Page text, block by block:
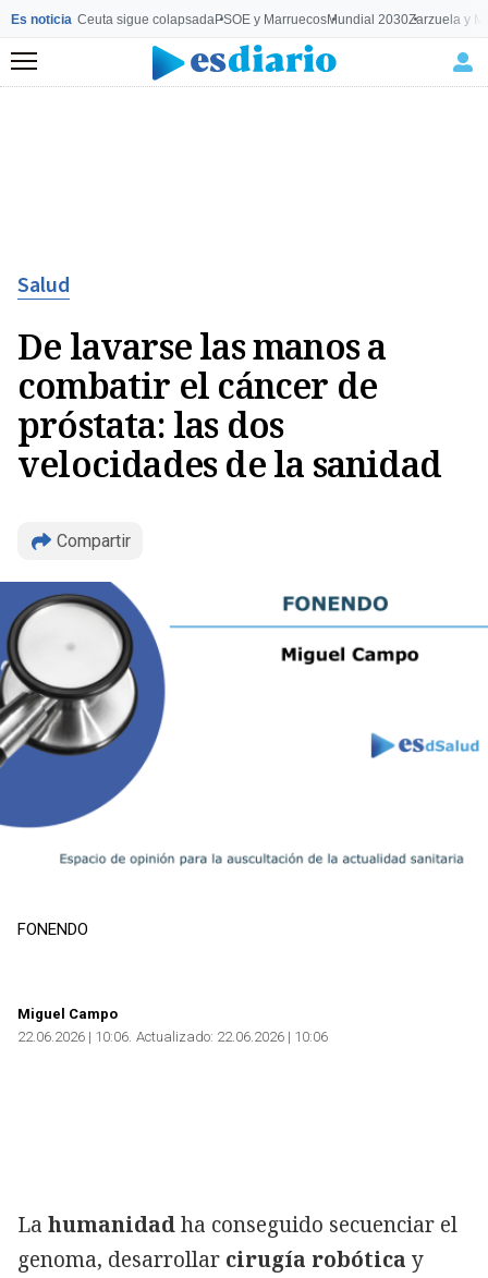
Es noticia Ceuta sigue colapsadaPSOE y MarruecosMundial 2030Zarzuela y
Menú
Salud
De lavarse las manos a
combatir el cáncer de
próstata: las dos
velocidades de la sanidad
Compartir
Copiar
FONENDO
Miguel Campo
22.06.2026 | 10:06 Actualizado: 22.06.2026 | 10:06
La humanidadha conseguido secuenciar el
genoma, desarrollar cirugía robótica y